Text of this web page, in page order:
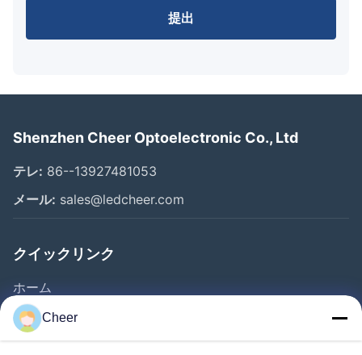
提出
Shenzhen Cheer Optoelectronic Co., Ltd
テレ: 86--13927481053
メール: sales@ledcheer.com
クイックリンク
ホーム
製品
企業情報
Cheer